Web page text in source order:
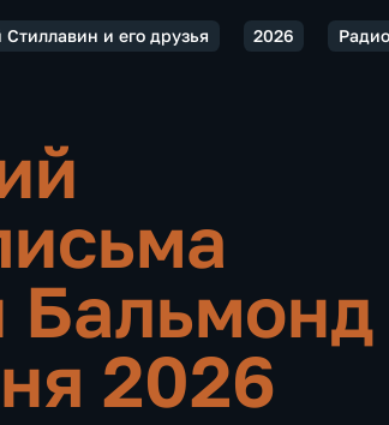
Стиллавин и его друзья 2026
Бальмонд
2026